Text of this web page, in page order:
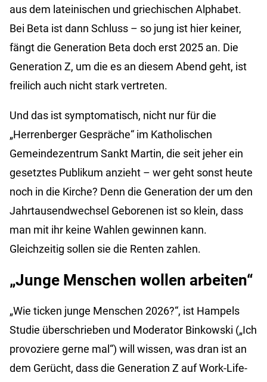
aus dem lateinischen und griechischen Alphabet.
Bei Beta ist dann Schluss – so jung ist hier keiner,
fängt die Generation Beta doch erst 2025 an. Die
Generation Z, um die es an diesem Abend geht, ist
freilich auch nicht stark vertreten.
Und das ist symptomatisch, nicht nur für die
„Herrenberger Gespräche“ im Katholischen
Gemeindezentrum Sankt Martin, die seit jeher ein
gesetztes Publikum anzieht – wer geht sonst heute
noch in die Kirche? Denn die Generation der um den
Jahrtausendwechsel Geborenen ist so klein, dass
man mit ihr keine Wahlen gewinnen kann.
Gleichzeitig sollen sie die Renten zahlen.
„Junge Menschen wollen arbeiten“
„Wie ticken junge Menschen 2026?“, ist Hampels
Studie überschrieben und Moderator Binkowski („Ich
provoziere gerne mal“) will wissen, was dran ist an
dem Gerücht, dass die Generation Z auf Work-Life-